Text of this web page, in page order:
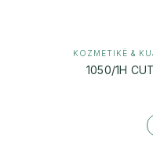
KOZMETIKË &
1050/1H